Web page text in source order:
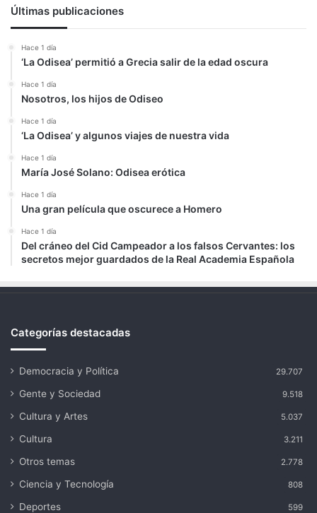
Últimas publicaciones
Hace 1 día
‘La Odisea’ permitió a Grecia salir de la edad oscura
Hace 1 día
Nosotros, los hijos de Odiseo
Hace 1 día
‘La Odisea’ y algunos viajes de nuestra vida
Hace 1 día
María José Solano: Odisea erótica
Hace 1 día
Una gran película que oscurece a Homero
Hace 1 día
Del cráneo del Cid Campeador a los falsos Cervantes: los
secretos mejor guardados de la Real Academia Española
Categorías destacadas
Democracia y Política 29.707
Gente y Sociedad 9.518
Cultura y Artes 5.037
Cultura 3.211
Otros temas 2.778
Ciencia y Tecnología 808
Deportes 599